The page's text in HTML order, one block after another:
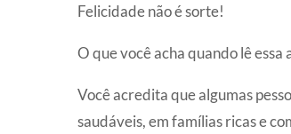
Felicidade não é sorte!
O que você acha quando lê
Você acredita que algumas
saudáveis, em famílias ricas e